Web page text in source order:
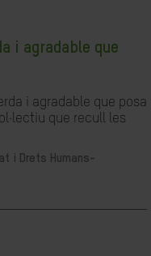
i agradable que
i agradable que posa
que recull les
i Drets Humans-